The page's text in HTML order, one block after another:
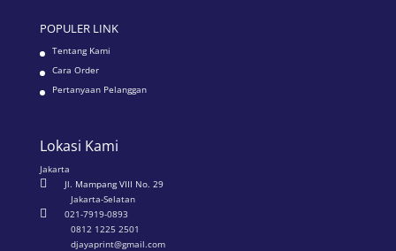
POPULER LINK
Tentang Kami
Cara Order
Pertanyaan Pelanggan
Lokasi Kami
Jakarta

Jl. Mampang VIII No. 29
Jakarta-Selatan

021-7919-0893
0812 1225 2501
djayaprint@gmail.com